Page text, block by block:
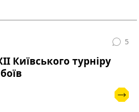
5
Київського турніру